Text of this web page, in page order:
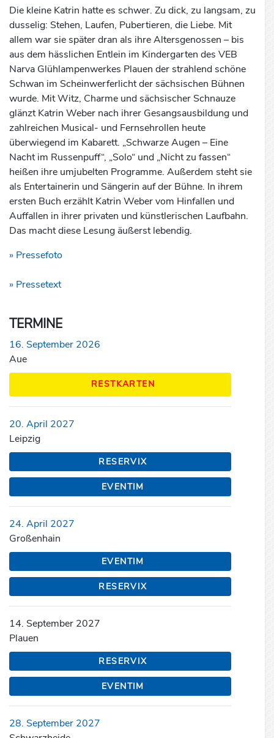
Die kleine Katrin hatte es schwer. Zu dick, zu langsam, zu
dusselig: Stehen, Laufen, Pubertieren, die Liebe. Mit
allem war sie später dran als ihre Altersgenossen – bis
aus dem hässlichen Entlein im Kindergarten des VEB
Narva Glühlampenwerkes Plauen der strahlend schöne
Schwan im Scheinwerferlicht der sächsischen Bühnen
wurde. Mit Witz, Charme und sächsischer Schnauze
glänzt Katrin Weber nach ihrer Gesangsausbildung und
zahlreichen Musical- und Fernsehrollen heute
überwiegend im Kabarett. „Schwarze Augen – Eine
Nacht im Russenpuff“, „Solo“ und „Nicht zu fassen“
heißen ihre umjubelten Programme. Außerdem steht sie
als Entertainerin und Sängerin auf der Bühne. In ihrem
ersten Buch erzählt Katrin Weber vom Hinfallen und
Auffallen in ihrer privaten und künstlerischen Laufbahn.
Das macht diese Lesung äußerst lebendig.
» Pressefoto
» Pressetext
TERMINE
16. September 2026
Aue
RESTKARTEN
20. April 2027
Leipzig
RESERVIX
EVENTIM
24. April 2027
Großenhain
EVENTIM
RESERVIX
14. September 2027
Plauen
RESERVIX
EVENTIM
28. September 2027